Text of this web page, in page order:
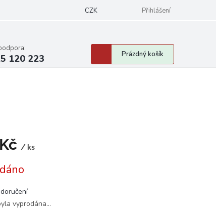
CZK Přihlášení
120 223
Nákupní
košík
Prázdný košík
/ ks
vyprodána…